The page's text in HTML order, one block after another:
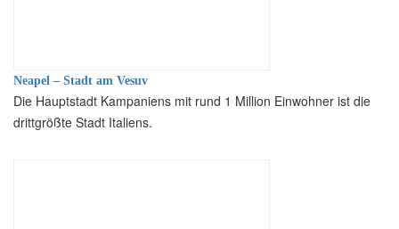
Neapel – Stadt am Vesuv
Die Hauptstadt Kampaniens mit rund 1 Million Einwohner ist die
drittgrößte Stadt Italiens.